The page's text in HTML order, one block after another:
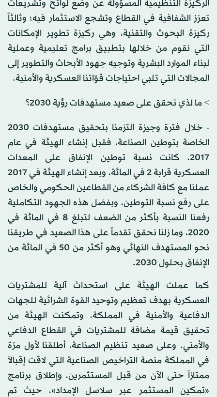
الركيزة التنظيمية المسؤولة عن وضع لوائح وتشريعات
تعزز الشفافية في القطاع وتشجع الاستثمار فيه؛ وثالثاً
ركيزة البحوث والتقنية، وهي ركيزة تطوير الإمكانات
التي نقوم من خلالها بتطبيق برامج تعليمية وعملية
لبناء الموارد البشرية وتوجيه جهود الأبحاث والتطوير إلى
المجالات التي تلبي احتياجات قوّاتنا العسكرية والأمنية.
> ما لذي تحقق على صعيد مستهدفات رؤية 2030؟
- خلال فترة وجيزة التزمنا بتحقيق مستهدفات 2030
الخاصة بتوطين الصناعة، فقبل إنشاء الهيئة في عام
2017، كانت نسبة توطين الإنفاق على المعدات
العسكرية قرابة 2 في المائة، وبعد إنشاء الهيئة في 2017
عملنا مع كافة الشركاء من القطاعين الحكومي والخاص
على رفع نسبة التوطين، وبفضل هذه الجهود التكاملية
رفعنا النسبة بأكثر من الضعف لتبلغ 8 في المائة في
2020، وما زلنا نحقق تقدماً على هذا الصعيد في طريقنا
نحو المستهدف النهائي وهو أكثر من 50 في المائة من
الإنفاق بحلول 2030.
كما عملت الهيئة على استحداث آلية للمشتريات
العسكرية بهدف تعظيم وتوحيد القوة الشرائية للجهات
الدفاعية والأمنية في المملكة، وتمكنت الهيئة من
تحقيق قيمة مضافة للمشتريات في القطاع الدفاعي
والأمني. وعلى صعيد تنظيم الصناعة، أطلقنا لأول مرّة
في المملكة منصة التراخيص الصناعية التي لاقت إقبالاً
ممتازاً حتى الآن من قبل المستثمرين، وإطلاق برنامج
«تمكين المستثمر عبر سلاسل الإمداد»، حيث تم